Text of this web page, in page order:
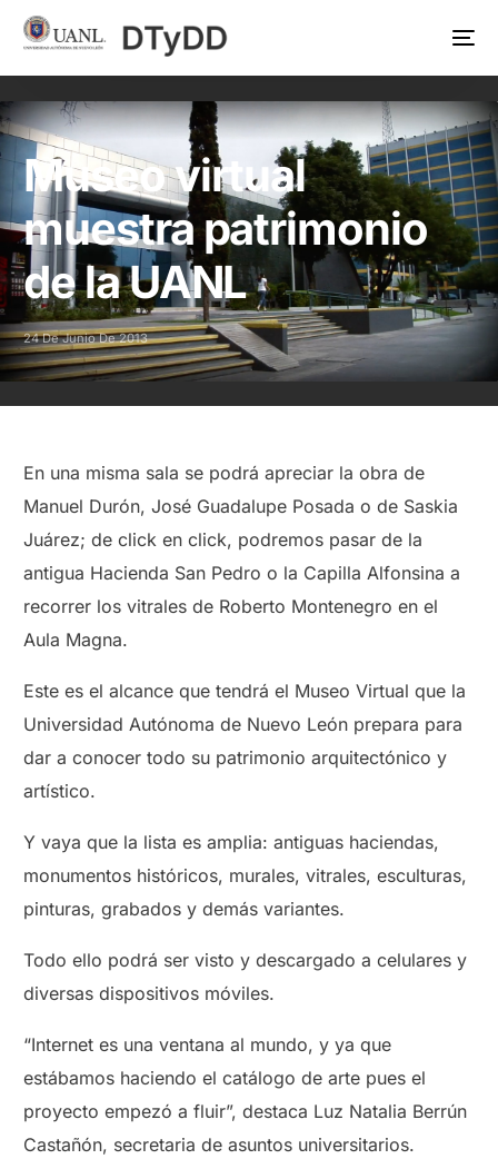
Museo virtual
muestra patrimonio
de la UANL
24 De Junio De 2013
En una misma sala se podrá apreciar la obra de
Manuel Durón, José Guadalupe Posada o de Saskia
Juárez; de click en click, podremos pasar de la
antigua Hacienda San Pedro o la Capilla Alfonsina a
recorrer los vitrales de Roberto Montenegro en el
Aula Magna.
Este es el alcance que tendrá el Museo Virtual que la
Universidad Autónoma de Nuevo León prepara para
dar a conocer todo su patrimonio arquitectónico y
artístico.
Y vaya que la lista es amplia: antiguas haciendas,
monumentos históricos, murales, vitrales, esculturas,
pinturas, grabados y demás variantes.
Todo ello podrá ser visto y descargado a celulares y
diversas dispositivos móviles.
“Internet es una ventana al mundo, y ya que
estábamos haciendo el catálogo de arte pues el
proyecto empezó a fluir”, destaca Luz Natalia Berrún
Castañón, secretaria de asuntos universitarios.